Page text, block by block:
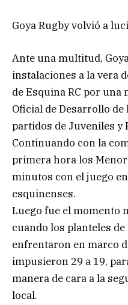
Goya Rugby volvió a
Ante una multitud,
instalaciones a la vera
de Esquina RC por una
Oficial de Desarrollo de
partidos de Juveniles y
Continuando con la
primera hora los
minutos con el juego
esquinenses.
Luego fue el momento
cuando los planteles
enfrentaron en marco
impusieron 29 a 19,
manera de cara a la
local.